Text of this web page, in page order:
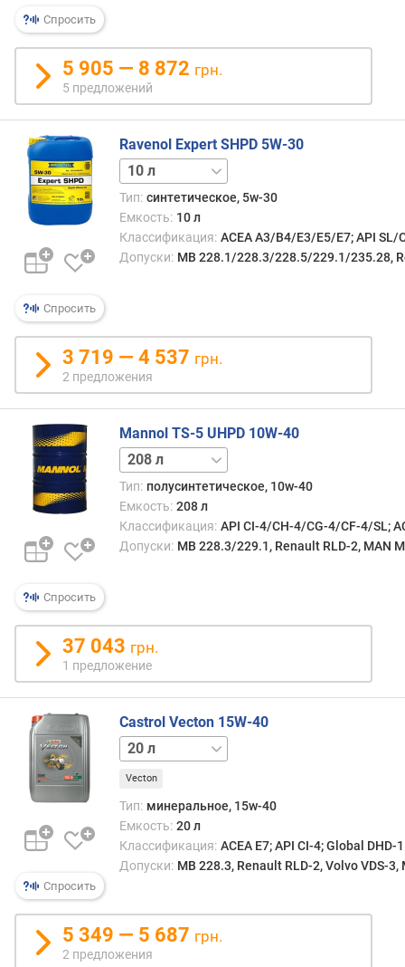
т
в
е
т
с
т
в
и
е
с
н
д
р
м
A
S
O
Спросить
5 905 — 8 872 грн.
5 предложений
Спросить
Ravenol Expert SHPD 5W-30
20 л
Тип: синтетическое, 5w-30
Емкость: 10 л
Классификация: ACEA A3/B4/E3/E5/E7; API SL/
Допуски: MB 228.1/228.3/228.5/229.1/235.28,
3 719 — 4 537 грн.
2 предложения
Спросить
Mannol TS-5 UHPD 10W-40
5 л10 л
Тип: полусинтетическое, 10w-40
Емкость: 208 л
Классификация: API CI-4/CH-4/CG-4/CF-4/SL;
Допуски: MB 228.3/229.1, Renault RLD-2, MAN
37 043 грн.
1 предложение
Спросить
Castrol Vecton 15W-40
208 л
Vecton
Тип: минеральное, 15w-40
Емкость: 20 л
Классификация: ACEA E7; API CI-4; Global DHD-1
Допуски: MB 228.3, Renault RLD-2, Volvo VDS-
5 349 — 5 687 грн.
2 предложения